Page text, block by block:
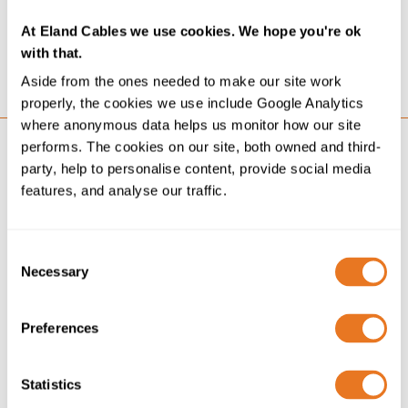
At Eland Cables we use cookies. We hope you're ok
with that.
Aside from the ones needed to make our site work
properly, the cookies we use include Google Analytics
where anonymous data helps us monitor how our site
performs. The cookies on our site, both owned and third-
party, help to personalise content, provide social media
features, and analyse our traffic.
Selection
Necessary
Preferences
Statistics
tecnologias requer, frequentemente,...
Mais
VISÕES 08/10/18